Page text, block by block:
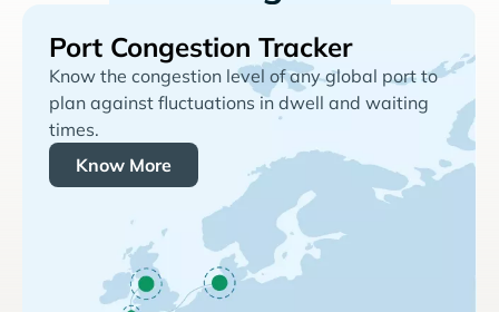
Port Congestion Tracker
Know the congestion level of any global port to
plan against fluctuations in dwell and waiting
times.
Know More